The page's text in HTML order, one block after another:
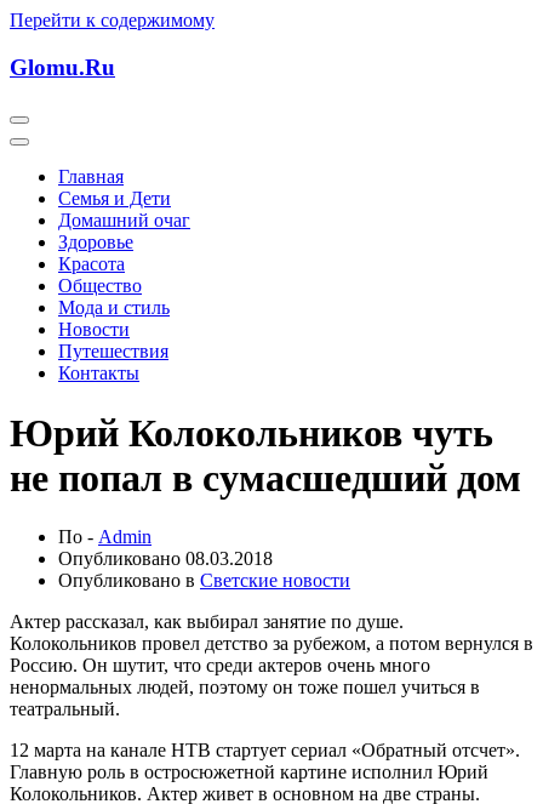
Перейти к содержимому
Glomu.Ru
Главная
Семья и Дети
Домашний очаг
Здоровье
Красота
Общество
Мода и стиль
Новости
Путешествия
Контакты
Юрий Колокольников чуть
не попал в сумасшедший дом
По - Admin
Опубликовано 08.03.2018
Опубликовано в Светские новости
Актер рассказал, как выбирал занятие по душе.
Колокольников провел детство за рубежом, а потом вернулся в
Россию. Он шутит, что среди актеров очень много
ненормальных людей, поэтому он тоже пошел учиться в
театральный.
12 марта на канале НТВ стартует сериал «Обратный отсчет».
Главную роль в остросюжетной картине исполнил Юрий
Колокольников. Актер живет в основном на две страны.